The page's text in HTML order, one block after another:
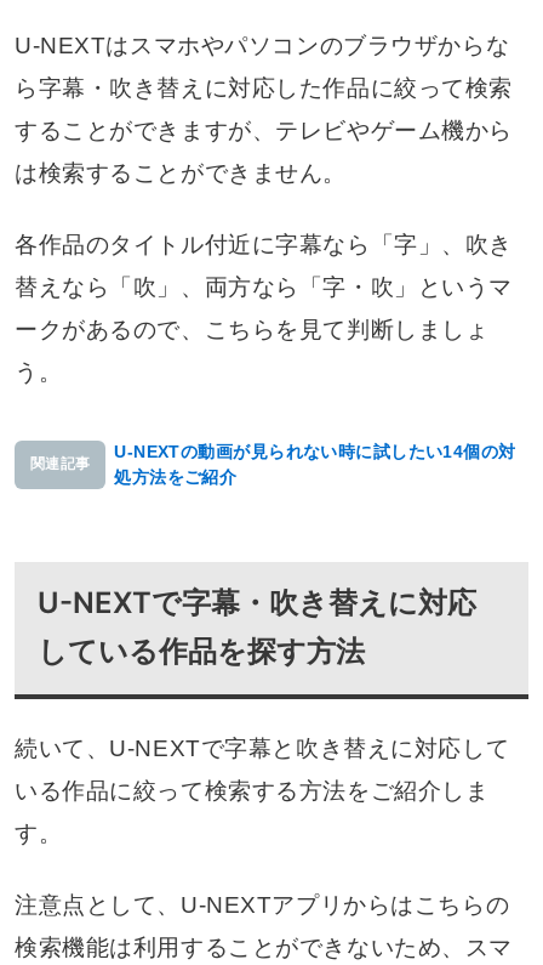
U-NEXTはスマホやパソコンのブラウザからな
ら字幕・吹き替えに対応した作品に絞って検索
することができますが、テレビやゲーム機から
は検索することができません。
各作品のタイトル付近に字幕なら「字」、吹き
替えなら「吹」、両方なら「字・吹」というマ
ークがあるので、こちらを見て判断しましょ
う。
関連記事
U-NEXTの動画が見られない時に試したい14個の対
処方法をご紹介
U-NEXTで字幕・吹き替えに対応
している作品を探す方法
続いて、U-NEXTで字幕と吹き替えに対応して
いる作品に絞って検索する方法をご紹介しま
す。
注意点として、U-NEXTアプリからはこちらの
検索機能は利用することができないため、スマ